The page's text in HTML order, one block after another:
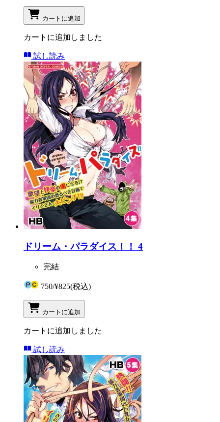
カートに追加
カートに追加しました
試し読み
ドリーム・パラダイス！！ 4
完結
750/¥825(税込)
カートに追加
カートに追加しました
試し読み